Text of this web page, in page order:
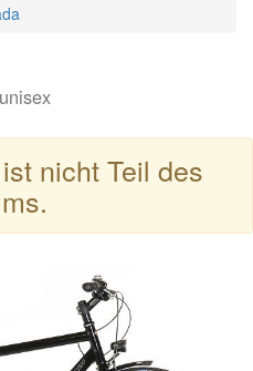
unisex
nicht Teil des